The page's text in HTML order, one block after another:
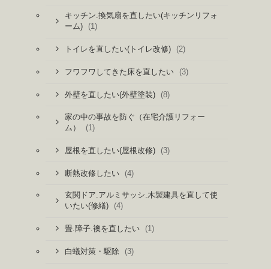
キッチン.換気扇を直したい(キッチンリフォ
ーム)
(1)
トイレを直したい(トイレ改修) (2)
フワフワしてきた床を直したい (3)
外壁を直したい(外壁塗装) (8)
家の中の事故を防ぐ（在宅介護リフォー
ム）
(1)
屋根を直したい(屋根改修) (3)
断熱改修したい (4)
玄関ドア.アルミサッシ.木製建具を直して使
いたい(修繕)
(4)
畳.障子.襖を直したい (1)
白蟻対策・駆除 (3)